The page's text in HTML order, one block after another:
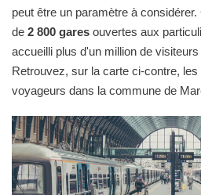
peut être un paramètre à
de 2 800 gares ouvertes aux
accueilli plus d'un million de visiteurs
Retrouvez, sur la carte ci-contre,
voyageurs dans la commune de